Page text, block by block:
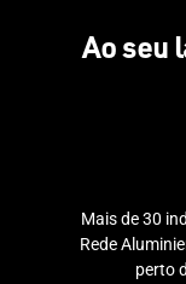
Ao seu
Mais de 30
Rede
perto